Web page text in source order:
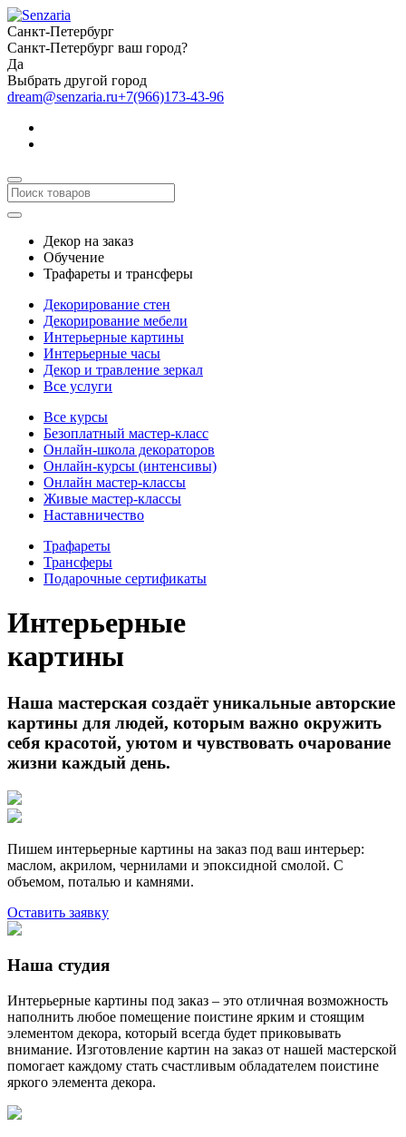
Санкт-Петербург
Санкт-Петербург ваш город?
Да
Выбрать другой город
dream@senzaria.ru+7(966)173-43-96
Декор на заказ
Обучение
Трафареты и трансферы
Декорирование стен
Декорирование мебели
Интерьерные картины
Интерьерные часы
Декор и травление зеркал
Все услуги
Все курсы
Безоплатный мастер-класс
Онлайн-школа декораторов
Онлайн-курсы (интенсивы)
Онлайн мастер-классы
Живые мастер-классы
Наставничество
Трафареты
Трансферы
Подарочные сертификаты
Интерьерные
картины
Наша мастерская создаёт уникальные авторские
картины для людей, которым важно окружить
себя красотой, уютом и чувствовать очарование
жизни каждый день.
Пишем интерьерные картины на заказ под ваш интерьер:
маслом, акрилом, чернилами и эпоксидной смолой. С
объемом, поталью и камнями.
Оставить заявку
Наша студия
Интерьерные картины под заказ – это отличная возможность
наполнить любое помещение поистине ярким и стоящим
элементом декора, который всегда будет приковывать
внимание. Изготовление картин на заказ от нашей мастерской
помогает каждому стать счастливым обладателем поистине
яркого элемента декора.